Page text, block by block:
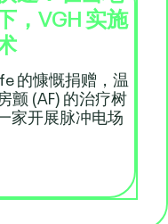
，VGH 实施
的慷慨捐赠，温
颤 (AF) 的治疗树
家开展脉冲电场